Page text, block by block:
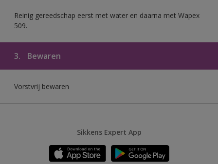
Reinig gereedschap eerst met water en daarna met Wapex
509.
3. Bewaren
Vorstvrij bewaren
Sikkens Expert App